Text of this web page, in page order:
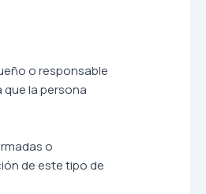
o responsable
la persona
o
de este tipo de